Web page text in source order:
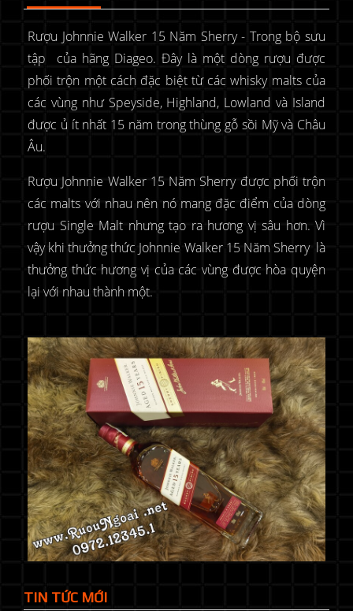
Rượu Johnnie Walker 15 Năm Sherry - Trong bộ sưu
tập của hãng Diageo. Đây là một dòng rượu được
phối trộn một cách đặc biệt từ các whisky malts của
các vùng như Speyside, Highland, Lowland và Island
được ủ ít nhất 15 năm trong thùng gỗ sồi Mỹ và Châu
Âu.
Rượu Johnnie Walker 15 Năm Sherry được phối trộn
các malts với nhau nên nó mang đặc điểm của dòng
rượu Single Malt nhưng tạo ra hương vị sâu hơn. Vì
vậy khi thưởng thức Johnnie Walker 15 Năm Sherry là
thưởng thức hương vị của các vùng được hòa quyện
lại với nhau thành một.
TIN TỨC MỚI